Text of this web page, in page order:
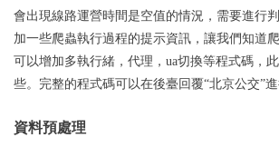
會出現線路運營時間是空值的情況，需要進行
加一些爬蟲執行過程的提示資訊，讓我們知道
可以增加多執行緒，代理，ua切換等程式碼，
些。完整的程式碼可以在後臺回覆“北京公交”進
資料預處理